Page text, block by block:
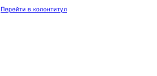
Перейти в колонтитул